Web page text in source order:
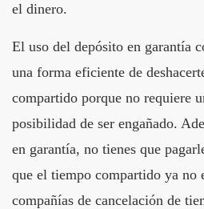
el dinero.
El uso del depósito en garantía
una forma eficiente de
compartido porque no requiere
posibilidad de ser engañado.
en garantía, no tienes que
que el tiempo compartido ya no
compañías de cancelación de